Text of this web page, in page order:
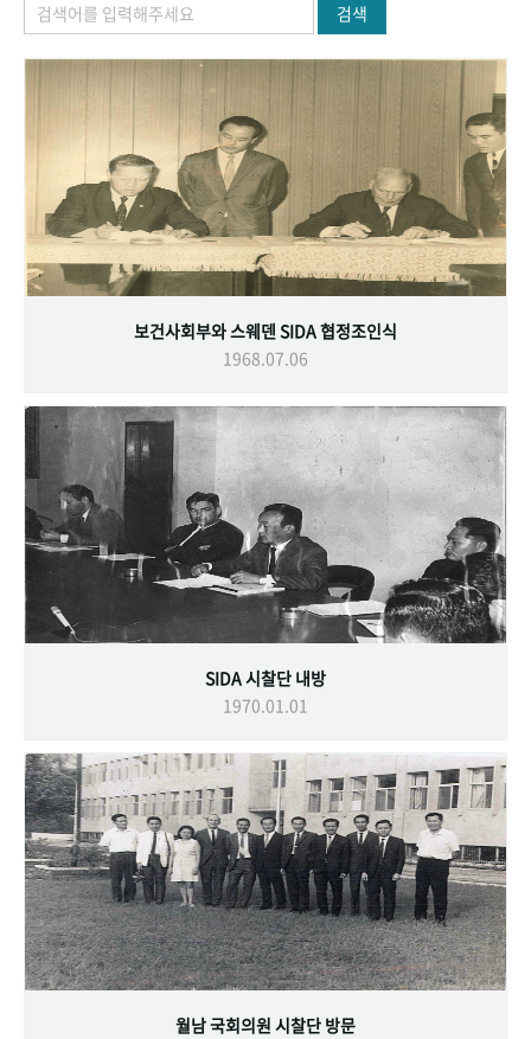
VR 역사관 검색
보건사회부와 스웨덴 SIDA 협정조인식
1968.07.06
SIDA 시찰단 내방
1970.01.01
월남 국회의원 시찰단 방문